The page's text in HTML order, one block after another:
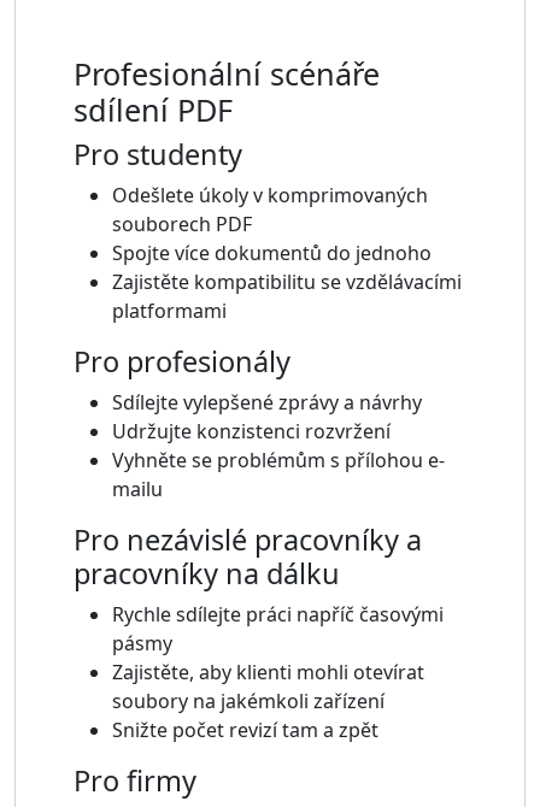
Profesionální scénáře
sdílení PDF
Pro studenty
Odešlete úkoly v komprimovaných
souborech PDF
Spojte více dokumentů do jednoho
Zajistěte kompatibilitu se vzdělávacími
platformami
Pro profesionály
Sdílejte vylepšené zprávy a návrhy
Udržujte konzistenci rozvržení
Vyhněte se problémům s přílohou e-
mailu
Pro nezávislé pracovníky a
pracovníky na dálku
Rychle sdílejte práci napříč časovými
pásmy
Zajistěte, aby klienti mohli otevírat
soubory na jakémkoli zařízení
Snižte počet revizí tam a zpět
Pro firmy